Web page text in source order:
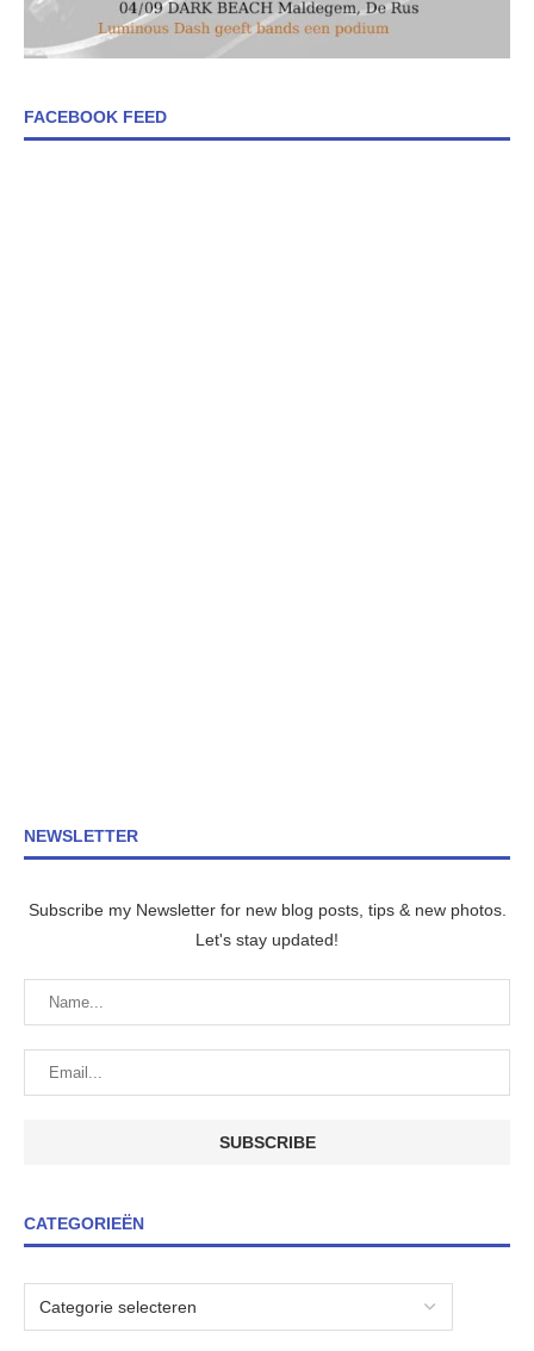
FACEBOOK FEED
NEWSLETTER
Subscribe my Newsletter for new blog posts, tips & new photos.
Let's stay updated!
CATEGORIEËN